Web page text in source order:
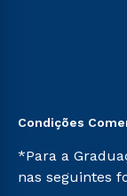
Condições
*Para a
nas seguintes